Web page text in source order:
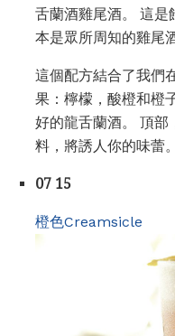
舌蘭酒雞尾酒。 這是
本是眾所周知的雞尾
這個配方結合了我們
果：檸檬，酸橙和橙
好的龍舌蘭酒。 頂部
料，將誘人你的味蕾。
07 15
橙色Creamsicle